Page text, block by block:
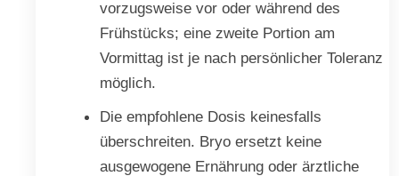
vorzugsweise vor oder während des
Frühstücks; eine zweite Portion am
Vormittag ist je nach persönlicher Toleranz
möglich.
Die empfohlene Dosis keinesfalls
überschreiten. Bryo ersetzt keine
ausgewogene Ernährung oder ärztliche